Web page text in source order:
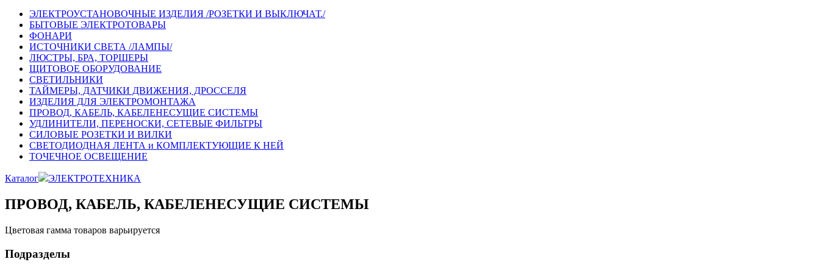
ЭЛЕКТРОУСТАНОВОЧНЫЕ ИЗДЕЛИЯ /РОЗЕТКИ И ВЫКЛЮЧАТ./
БЫТОВЫЕ ЭЛЕКТРОТОВАРЫ
ФОНАРИ
ИСТОЧНИКИ СВЕТА /ЛАМПЫ/
ЛЮСТРЫ, БРА, ТОРШЕРЫ
ЩИТОВОЕ ОБОРУДОВАНИЕ
СВЕТИЛЬНИКИ
ТАЙМЕРЫ, ДАТЧИКИ ДВИЖЕНИЯ, ДРОССЕЛЯ
ИЗДЕЛИЯ ДЛЯ ЭЛЕКТРОМОНТАЖА
ПРОВОД, КАБЕЛЬ, КАБЕЛЕНЕСУЩИЕ СИСТЕМЫ
УДЛИНИТЕЛИ, ПЕРЕНОСКИ, СЕТЕВЫЕ ФИЛЬТРЫ
СИЛОВЫЕ РОЗЕТКИ И ВИЛКИ
СВЕТОДИОДНАЯ ЛЕНТА и КОМПЛЕКТУЮЩИЕ К НЕЙ
ТОЧЕЧНОЕ ОСВЕЩЕНИЕ
Каталог ЭЛЕКТРОТЕХНИКА
ПРОВОД, КАБЕЛЬ, КАБЕЛЕНЕСУЩИЕ СИСТЕМЫ
Цветовая гамма товаров варьируется
Подразделы